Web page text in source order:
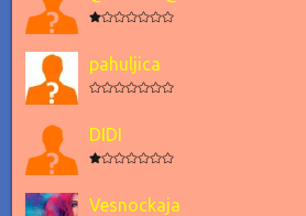
pahuljica
DIDI
Vesnockaja